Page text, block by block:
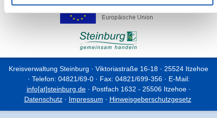
Kreisverwaltung Steinburg · Viktoriastraße 16-18 · 25524 Itzehoe
· Telefon: 04821/69-0 · Fax: 04821/699-356 · E-Mail:
info[at]steinburg.de· Postfach 1632 - 25506 Itzehoe ·
Datenschutz· Impressum · Hinweisgeberschutzgesetz